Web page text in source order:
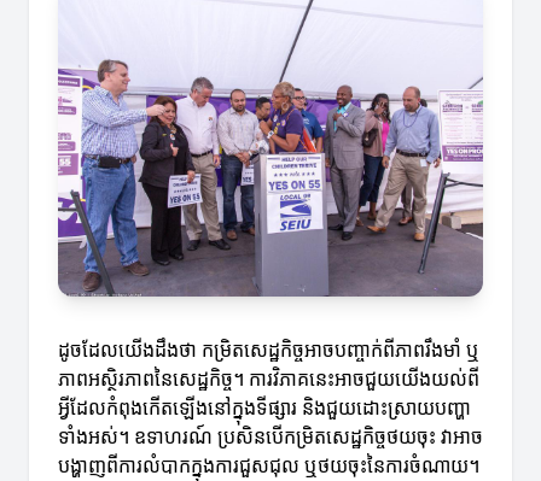
ដូចដែលយើងដឹងថា កម្រិតសេដ្ឋកិច្ចអាចបញ្ចាក់ពីភាពរឹងមាំ ឬ
ភាពអស្ថិរភាពនៃសេដ្ឋកិច្ច។ ការវិភាគនេះអាចជួយយើងយល់ពី
អ្វីដែលកំពុងកើតឡើងនៅក្នុងទីផ្សារ និងជួយដោះស្រាយបញ្ហា
ទាំងអស់។ ឧទាហរណ៍ ប្រសិនបើកម្រិតសេដ្ឋកិច្ចថយចុះ វាអាច
បង្ហាញពីការលំបាកក្នុងការជួសជុល ឬថយចុះនៃការចំណាយ។